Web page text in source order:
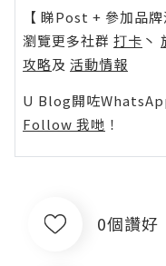
【 睇Post + 參加品牌
瀏覽更多社群 打卡 丶
攻略及 活動情報
U Blog開咗
Follow 我哋 ！
0個讚好